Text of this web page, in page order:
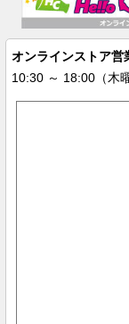
オンラインストア営
10:30 ～ 18:00（木